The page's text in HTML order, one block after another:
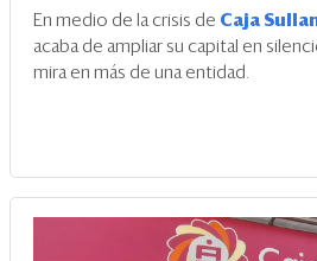
Edición Impresa
En medio de la crisis de Caja
acaba de ampliar su capital en
mira en más de una entidad.